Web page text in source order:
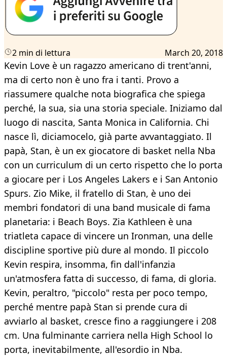
2 min di lettura March 20, 2018
Kevin Love è un ragazzo americano di trent'anni,
ma di certo non è uno fra i tanti. Provo a
riassumere qualche nota biografica che spiega
perché, la sua, sia una storia speciale. Iniziamo dal
luogo di nascita, Santa Monica in California. Chi
nasce lì, diciamocelo, già parte avvantaggiato. Il
papà, Stan, è un ex giocatore di basket nella Nba
con un curriculum di un certo rispetto che lo porta
a giocare per i Los Angeles Lakers e i San Antonio
Spurs. Zio Mike, il fratello di Stan, è uno dei
membri fondatori di una band musicale di fama
planetaria: i Beach Boys. Zia Kathleen è una
triatleta capace di vincere un Ironman, una delle
discipline sportive più dure al mondo. Il piccolo
Kevin respira, insomma, fin dall'infanzia
un'atmosfera fatta di successo, di fama, di gloria.
Kevin, peraltro, "piccolo" resta per poco tempo,
perché mentre papà Stan si prende cura di
avviarlo al basket, cresce fino a raggiungere i 208
cm. Una fulminante carriera nella High School lo
porta, inevitabilmente, all'esordio in Nba.